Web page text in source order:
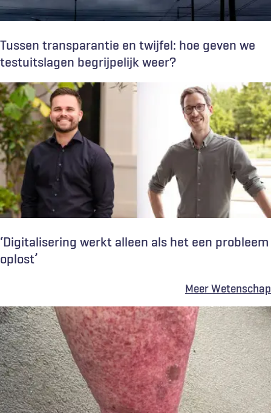
Tussen transparantie en twijfel: hoe geven we
testuitslagen begrijpelijk weer?
‘Digitalisering werkt alleen als het een probleem
oplost’
Meer Wetenschap